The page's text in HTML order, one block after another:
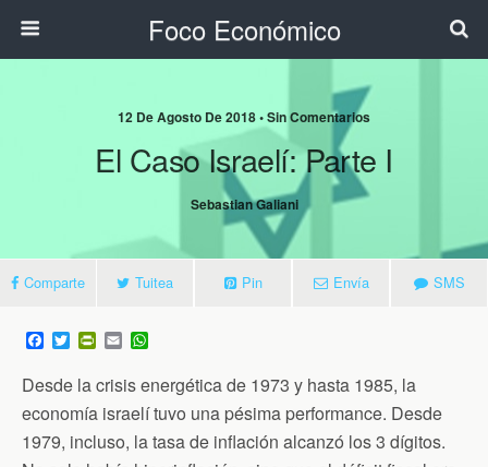
Foco Económico
12 De Agosto De 2018 • Sin Comentarios
El Caso Israelí: Parte I
Sebastian Galiani
Comparte Tuitea Pin Envía SMS
F
a
e
b
o
o
k
T
w
t
t
e
r
P
n
t
F
r
i
E
m
a
i
l
t
s
A
p
p
Desde la crisis energética de 1973 y hasta 1985, la
economía israelí tuvo una pésima performance. Desde
1979, incluso, la tasa de inflación alcanzó los 3 dígitos.